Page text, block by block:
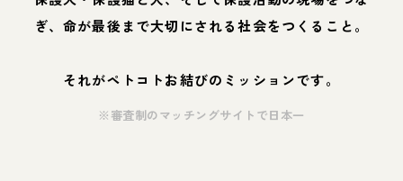
ぎ、命が最後まで大切にされる社会をつくること。
それがペトコトお結びのミッションです。
※審査制のマッチングサイトで日本一